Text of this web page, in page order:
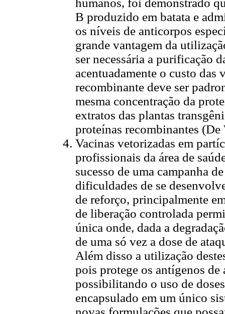
B produzido em batata e
os níveis de anticorpos
grande vantagem da
ser necessária a purificação
acentuadamente o custo das
recombinante deve ser
mesma concentração da
extratos das plantas
proteínas recombinantes
Vacinas vetorizadas em
profissionais da área de
sucesso de uma campanha
dificuldades de se
de reforço, principalmente
de liberação controlada
única onde, dada a
de uma só vez a dose de
Além disso a utilização
pois protege os antígenos
possibilitando o uso de
encapsulado em um único